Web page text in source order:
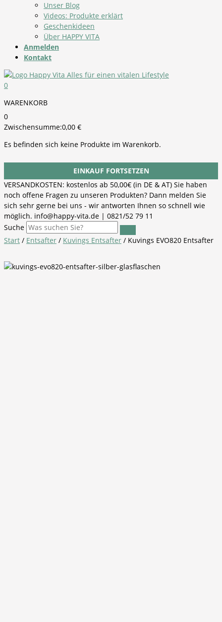
Unser Blog
Videos: Produkte erklärt
Geschenkideen
Über HAPPY VITA
Anmelden
Kontakt
0
WARENKORB
0
Zwischensumme:0,00 €
Es befinden sich keine Produkte im Warenkorb.
EINKAUF FORTSETZEN
VERSANDKOSTEN: kostenlos ab 50,00€ (in DE & AT) Sie haben
noch offene Fragen zu unseren Produkten? Dann melden Sie
sich sehr gerne bei uns - wir antworten Ihnen so schnell wie
möglich. info@happy-vita.de | 0821/52 79 11
Suche
Start / Entsafter / Kuvings Entsafter / Kuvings EVO820 Entsafter